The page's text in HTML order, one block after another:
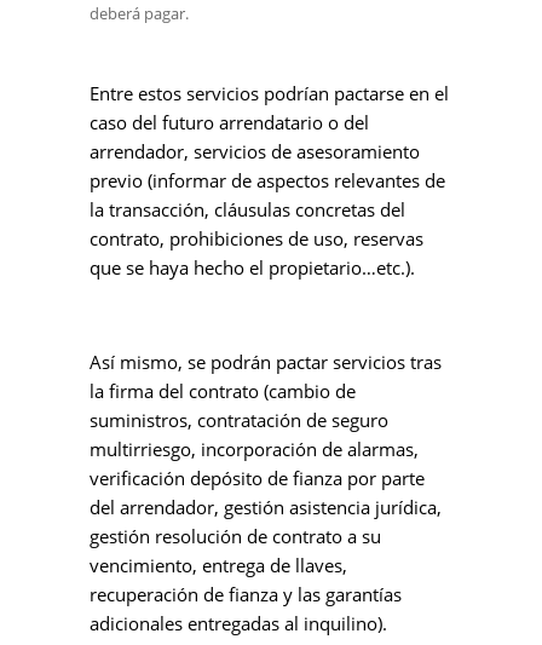
deberá pagar.
Entre estos servicios podrían pactarse en el
caso del futuro arrendatario o del
arrendador, servicios de asesoramiento
previo (informar de aspectos relevantes de
la transacción, cláusulas concretas del
contrato, prohibiciones de uso, reservas
que se haya hecho el propietario…etc.).
Así mismo, se podrán pactar servicios tras
la firma del contrato (cambio de
suministros, contratación de seguro
multirriesgo, incorporación de alarmas,
verificación depósito de fianza por parte
del arrendador, gestión asistencia jurídica,
gestión resolución de contrato a su
vencimiento, entrega de llaves,
recuperación de fianza y las garantías
adicionales entregadas al inquilino).